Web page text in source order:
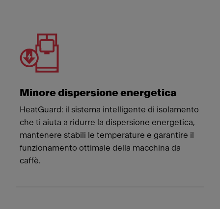
Minore dispersione energetica
HeatGuard: il sistema intelligente di isolamento
che ti aiuta a ridurre la dispersione energetica,
mantenere stabili le temperature e garantire il
funzionamento ottimale della macchina da
caffè.